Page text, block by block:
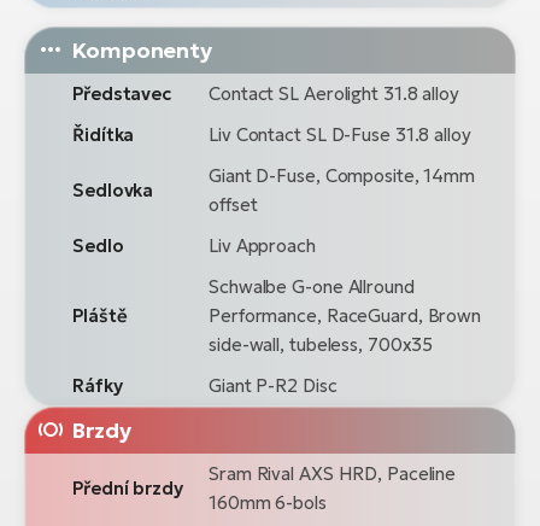
Komponenty
Představec
Contact SL Aerolight 31.8 alloy
Řidítka
Liv Contact SL D-Fuse 31.8 alloy
Sedlovka
Giant D-Fuse, Composite, 14mm
offset
Sedlo
Liv Approach
Pláště
Schwalbe G-one Allround
Performance, RaceGuard, Brown
side-wall, tubeless, 700x35
Ráfky
Giant P-R2 Disc
Brzdy
Přední brzdy
Sram Rival AXS HRD, Paceline
160mm 6-bols